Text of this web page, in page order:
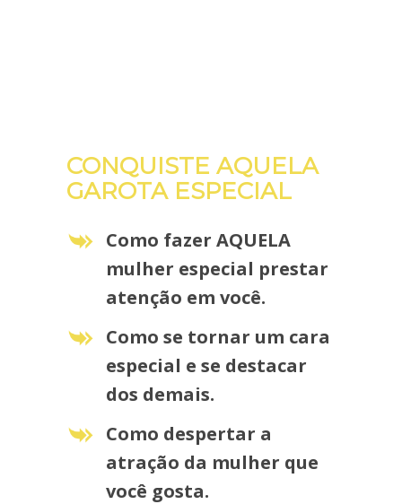
CONQUISTE AQUELA
GAROTA ESPECIAL
Como fazer AQUELA
mulher especial prestar
atenção em você.
Como se tornar um cara
especial e se destacar
dos demais.
Como despertar a
atração da mulher que
você gosta.